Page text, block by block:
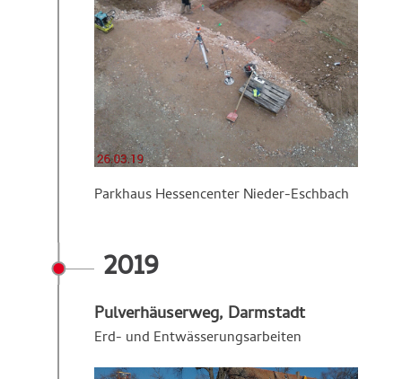
Parkhaus Hessencenter Nieder-Eschbach
2019
Pulverhäuserweg, Darmstadt
Erd- und Entwässerungsarbeiten